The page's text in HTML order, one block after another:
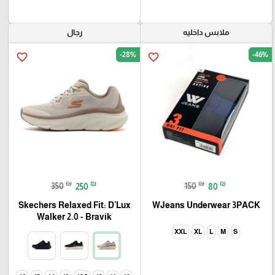
ملابس داخليه
favorite_border -46%
150 ₪ 80 ₪
WJeans Underwear 3PACK
S
M
L
XL
XXL
رجال
favorite_border -28%
350 ₪ 250 ₪
Skechers Relaxed Fit: D'Lux
Walker 2.0 - Bravik